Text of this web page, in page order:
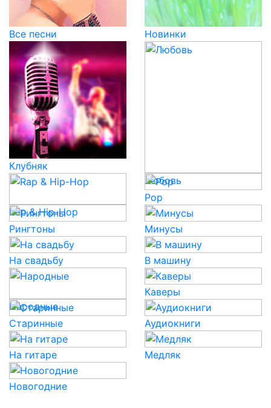
Все песни Новинки
Клубняк
Любовь
Rap & Hip-Hop
Pop
Рингтоны Минусы
На свадьбу В машину
Народные
Каверы
Старинные Аудиокниги
На гитаре Медляк
Новогодние